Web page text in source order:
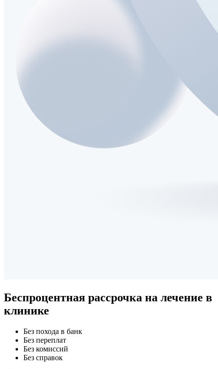
Беспроцентная рассрочка на лечение в
клинике
Без похода в банк
Без переплат
Без комиссий
Без справок